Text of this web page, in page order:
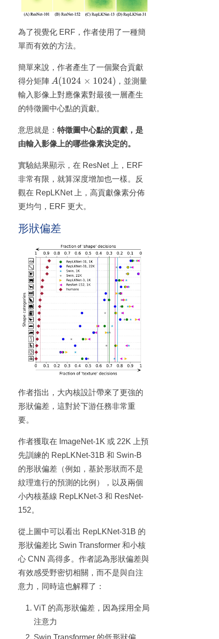
為了視覺化 ERF，作者使用了一種簡
單而有效的方法。
簡單來說，作者產生了一個聚合貢獻
得分矩陣 A
(1024×1024)
A(1024 × 1024) ，並測量
輸入影像上對應像素對最後一層產生
的特徵圖中心點的貢獻。
意思就是：特徵圖中心點的貢獻，是
由輸入影像上的哪些像素決定的。
實驗結果顯示，在 ResNet 上，ERF
非常有限，就算深度增加也一樣。反
觀在 RepLKNet 上，高貢獻像素分佈
更均勻，ERF 更大。
形狀偏差
作者指出，大內核設計帶來了更強的
形狀偏差，這對於下游任務非常重
要。
作者獲取在 ImageNet-1K 或 22K 上預
先訓練的 RepLKNet-31B 和 Swin-B
的形狀偏差（例如，基於形狀而不是
紋理進行的預測的比例），以及兩個
小內核基線 RepLKNet-3 和 ResNet-
152。
從上圖中可以看出 RepLKNet-31B 的
形狀偏差比 Swin Transformer 和小核
心 CNN 高得多。作者認為形狀偏差與
有效感受野密切相關，而不是與自注
意力，同時這也解釋了：
ViT 的高形狀偏差，因為採用全局
注意力
Swin Transformer 的低形狀偏